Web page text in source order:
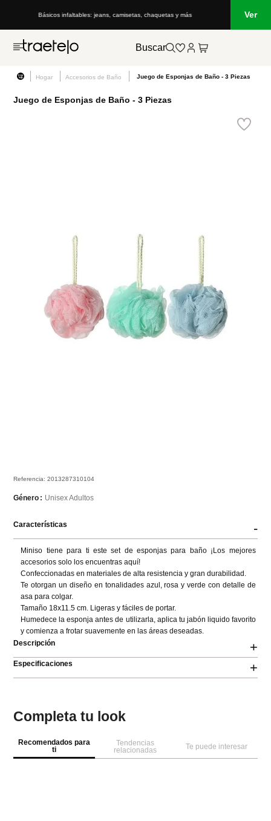
Básicos infaltables: jeans, camisetas, chaquetas y más Ver
Buscar
Hogar Accesorios de Baño Juego de Esponjas de Baño - 3 Piezas
Juego de Esponjas de Baño - 3 Piezas
Referencia:2013287310104
Género Unisex Adultos
Características -
Miniso tiene para ti este set de esponjas para baño ¡Los mejores
accesorios solo los encuentras aquí!
Confeccionadas en materiales de alta resistencia y gran durabilidad.
Te otorgan un diseño en tonalidades azul, rosa y verde con detalle de
asa para colgar.
Tamaño 18x11.5 cm. Ligeras y fáciles de portar.
Humedece la esponja antes de utilizarla, aplica tu jabón liquido favorito
y comienza a frotar suavemente en las áreas deseadas.
Descripción
+
Especificaciones +
Completa tu look
Recomendados para
ti
Tendencias
relacionadas
Te puede interesar